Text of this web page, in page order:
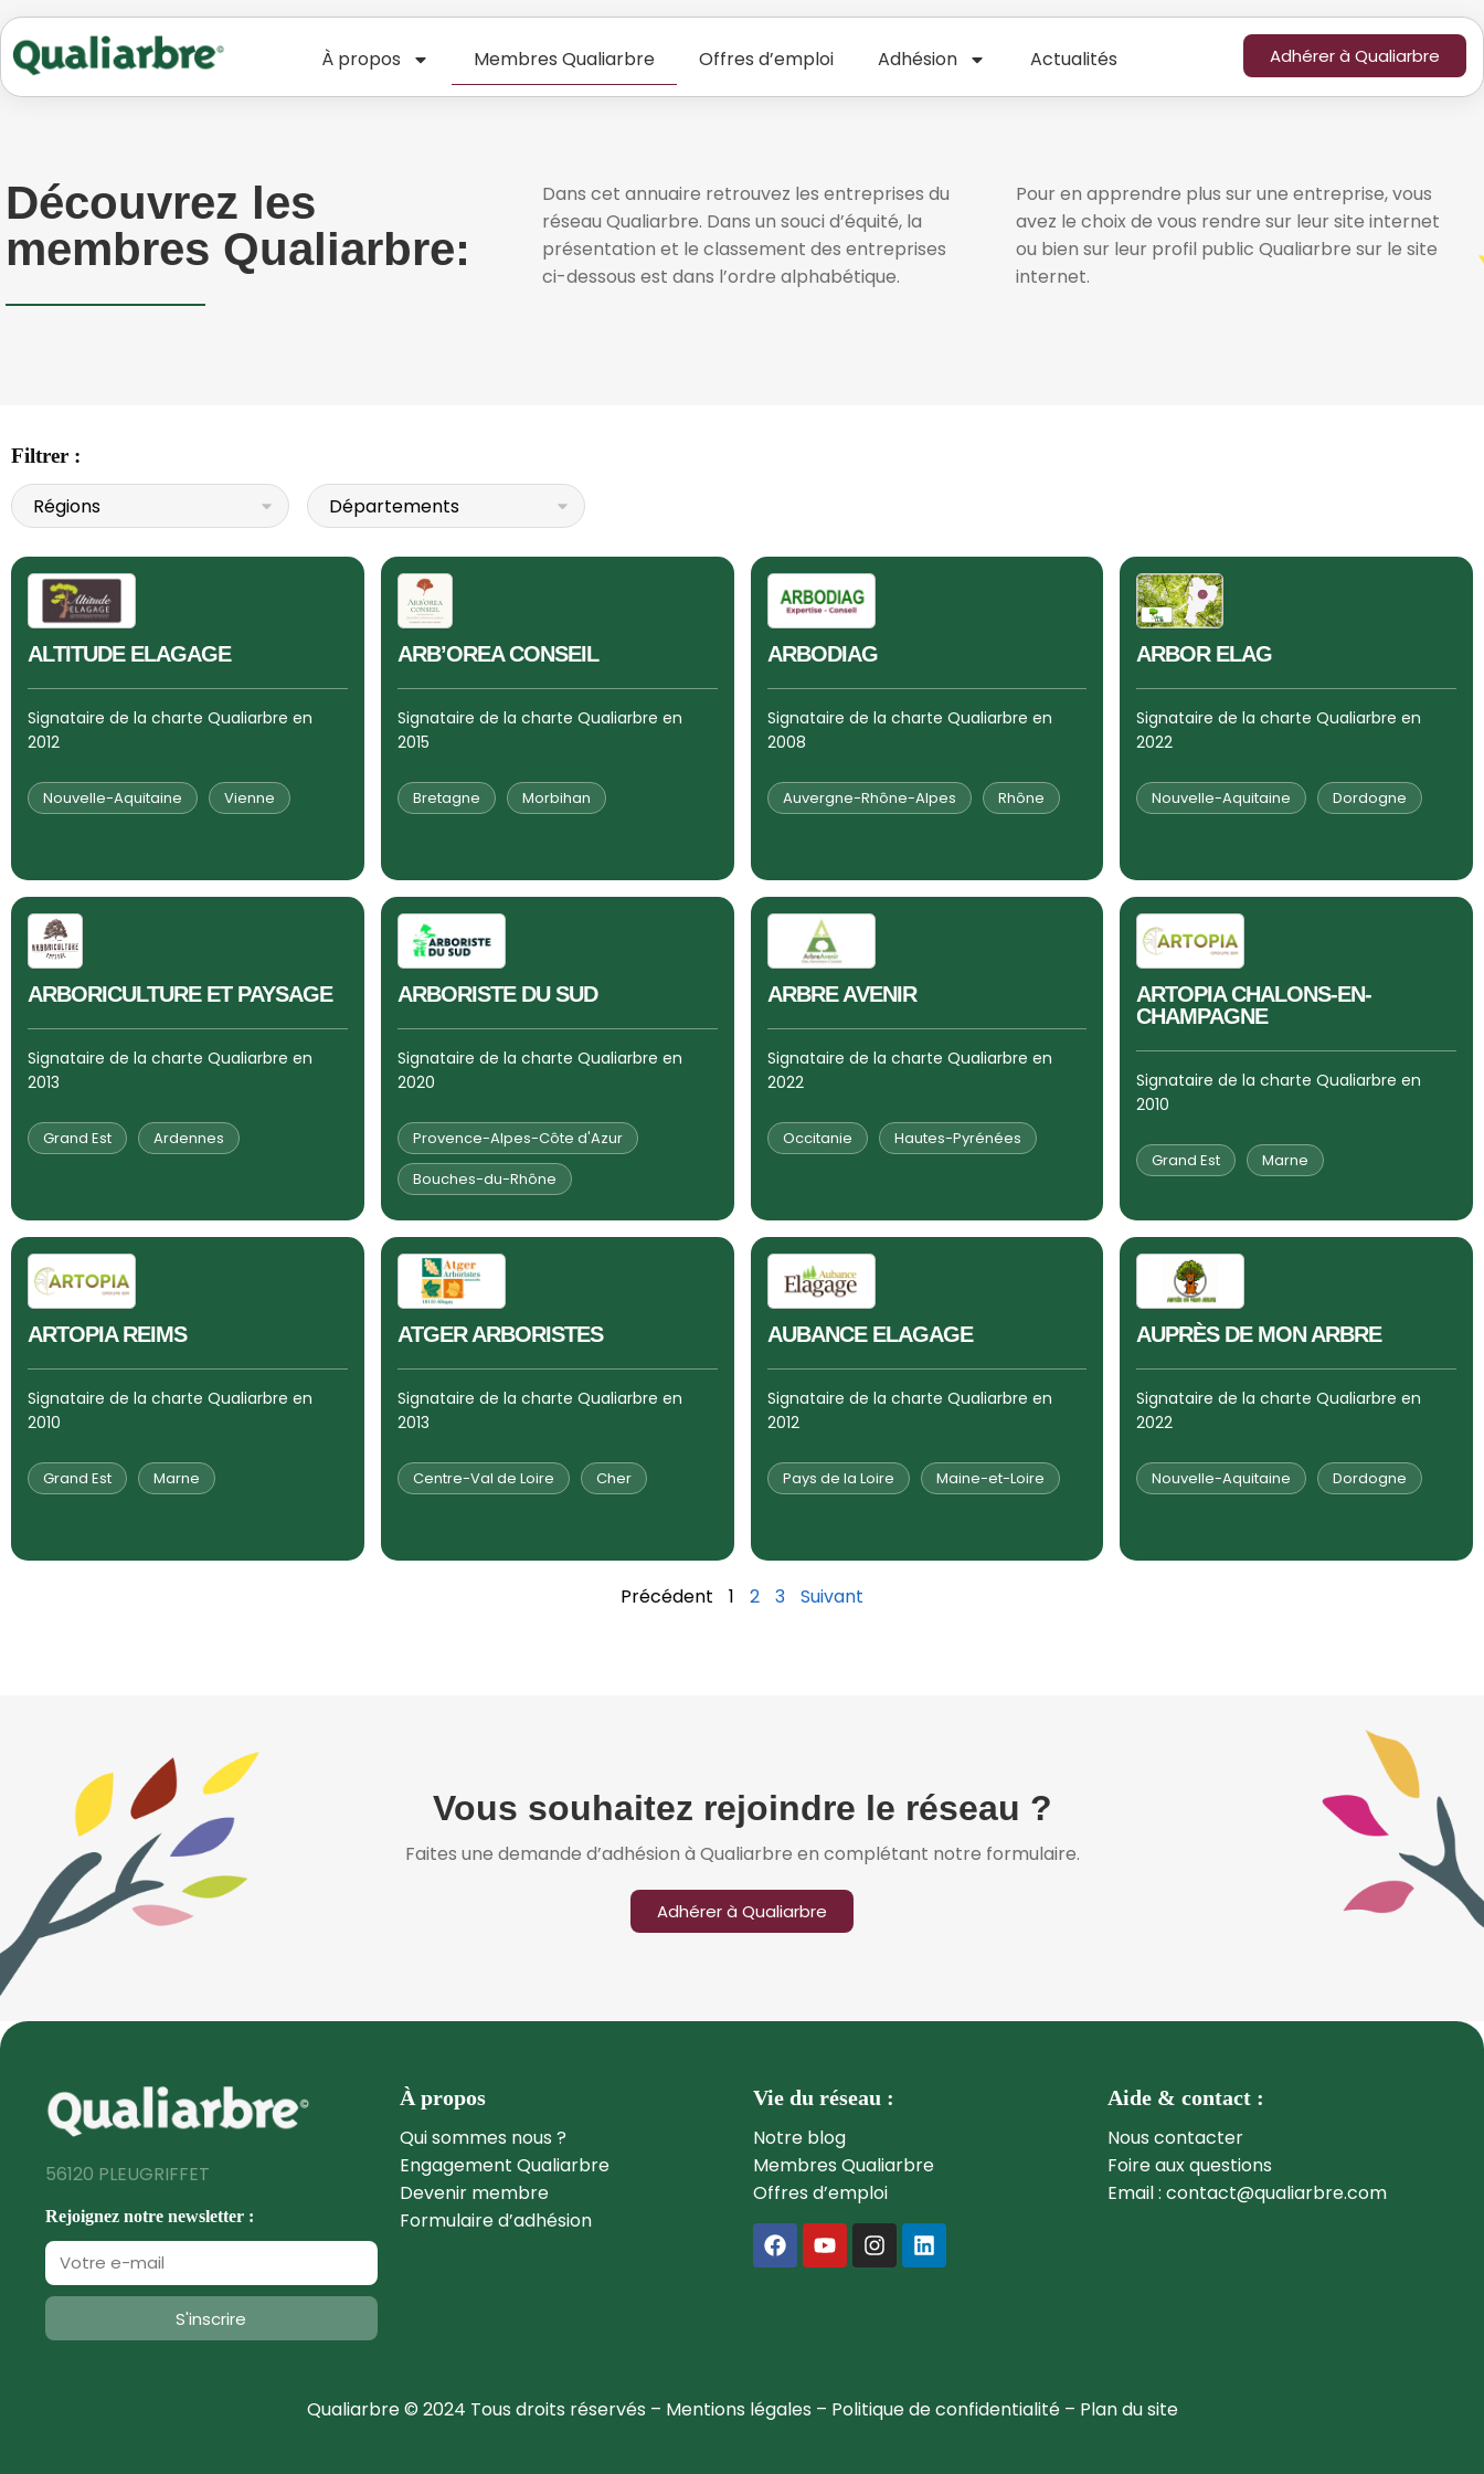
À propos Membres Qualiarbre Offres d’emploi Adhésion Actualités Adhérer à Qualiarbre
Découvrez les
membres Qualiarbre:
Dans cet annuaire retrouvez les entreprises du
réseau Qualiarbre. Dans un souci d’équité, la
présentation et le classement des entreprises
ci-dessous est dans l’ordre alphabétique.
Pour en apprendre plus sur une entreprise, vous
avez le choix de vous rendre sur leur site internet
ou bien sur leur profil public Qualiarbre sur le site
internet.
Filtrer :
ALTITUDE ELAGAGE
Signataire de la charte Qualiarbre en
2012
Nouvelle-Aquitaine Vienne
ARB’OREA CONSEIL
Signataire de la charte Qualiarbre en
2015
Bretagne Morbihan
ARBODIAG
Signataire de la charte Qualiarbre en
2008
Auvergne-Rhône-Alpes Rhône
ARBOR ELAG
Signataire de la charte Qualiarbre en
2022
Nouvelle-Aquitaine Dordogne
ARBORICULTURE ET PAYSAGE
Signataire de la charte Qualiarbre en
2013
Grand Est Ardennes
ARBORISTE DU SUD
Signataire de la charte Qualiarbre en
2020
Provence-Alpes-Côte d'Azur
Bouches-du-Rhône
ARBRE AVENIR
Signataire de la charte Qualiarbre en
2022
Occitanie Hautes-Pyrénées
ARTOPIA CHALONS-EN-
CHAMPAGNE
Signataire de la charte Qualiarbre en
2010
Grand Est Marne
ARTOPIA REIMS
Signataire de la charte Qualiarbre en
2010
Grand Est Marne
ATGER ARBORISTES
Signataire de la charte Qualiarbre en
2013
Centre-Val de Loire Cher
AUBANCE ELAGAGE
Signataire de la charte Qualiarbre en
2012
Pays de la Loire Maine-et-Loire
AUPRÈS DE MON ARBRE
Signataire de la charte Qualiarbre en
2022
Nouvelle-Aquitaine Dordogne
Précédent 1 2 3 Suivant
Vous souhaitez rejoindre le réseau ?
Faites une demande d’adhésion à Qualiarbre en complétant notre formulaire.
Adhérer à Qualiarbre
56120 PLEUGRIFFET
Rejoignez notre newsletter :
S'inscrire
À propos
Qui sommes nous ?
Engagement Qualiarbre
Devenir membre
Formulaire d’adhésion
Vie du réseau :
Notre blog
Membres Qualiarbre
Offres d’emploi
Aide & contact :
Nous contacter
Foire aux questions
Email : contact@qualiarbre.com
Qualiarbre © 2024 Tous droits réservés – Mentions légales – Politique de confidentialité– Plan du site